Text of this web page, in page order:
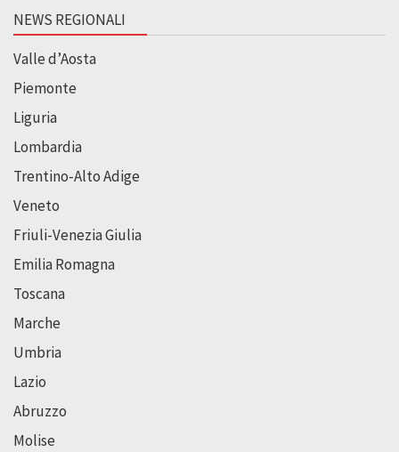
NEWS REGIONALI
Valle d’Aosta
Piemonte
Liguria
Lombardia
Trentino-Alto Adige
Veneto
Friuli-Venezia Giulia
Emilia Romagna
Toscana
Marche
Umbria
Lazio
Abruzzo
Molise